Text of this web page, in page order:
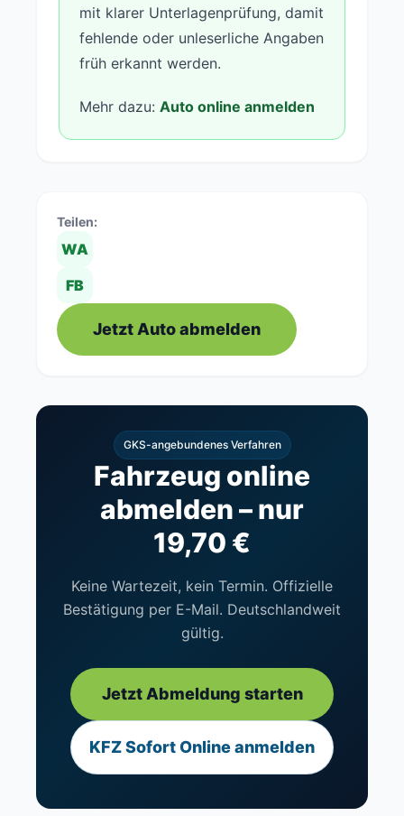
mit klarer Unterlagenprüfung, damit
fehlende oder unleserliche Angaben
früh erkannt werden.
Mehr dazu: Auto online anmelden
Teilen:
WA
FB
Jetzt Auto abmelden
GKS-angebundenes Verfahren
Fahrzeug online
abmelden – nur
19,70 €
Keine Wartezeit, kein Termin. Offizielle
Bestätigung per E-Mail. Deutschlandweit
gültig.
Jetzt Abmeldung starten
KFZ Sofort Online anmelden